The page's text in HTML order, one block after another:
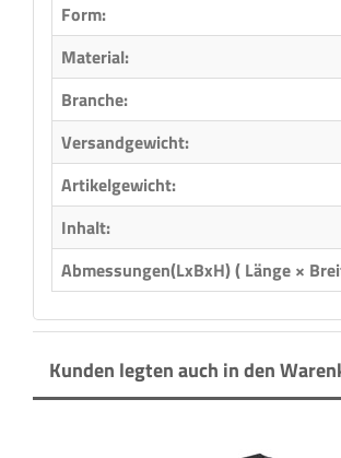
Form:
Material:
Branche:
Versandgewicht:
Artikelgewicht:
Inhalt:
Abmessungen(LxBxH) ( Länge ×
Kunden legten auch in den